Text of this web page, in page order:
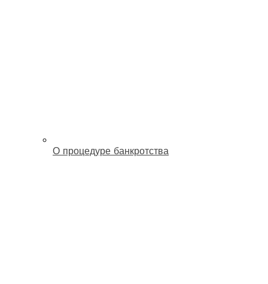
О процедуре банкротства